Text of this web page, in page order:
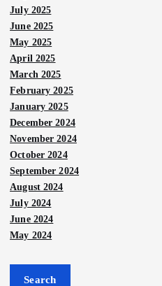
July 2025
June 2025
May 2025
April 2025
March 2025
February 2025
January 2025
December 2024
November 2024
October 2024
September 2024
August 2024
July 2024
June 2024
May 2024
Search